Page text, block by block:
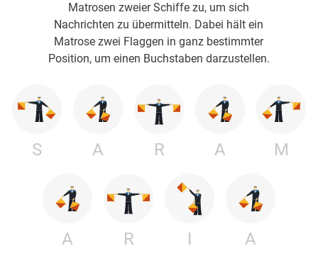
Matrosen zweier Schiffe zu, um sich
Nachrichten zu übermitteln. Dabei hält ein
Matrose zwei Flaggen in ganz bestimmter
Position, um einen Buchstaben darzustellen.
S A R A M
A R I A